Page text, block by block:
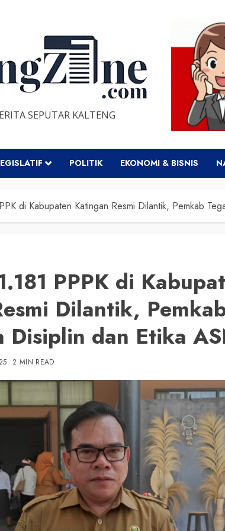
SEPUTAR KALTENG
POLITIK EKONOMI & BISNIS
di Kabupaten Katingan Resmi Dilantik, Pemkab
PPPK di
Dilantik,
Disiplin dan Etika
2 MIN READ